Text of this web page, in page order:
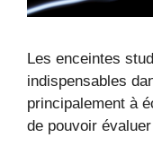
Les enceintes
indispensables
principalement à
de pouvoir